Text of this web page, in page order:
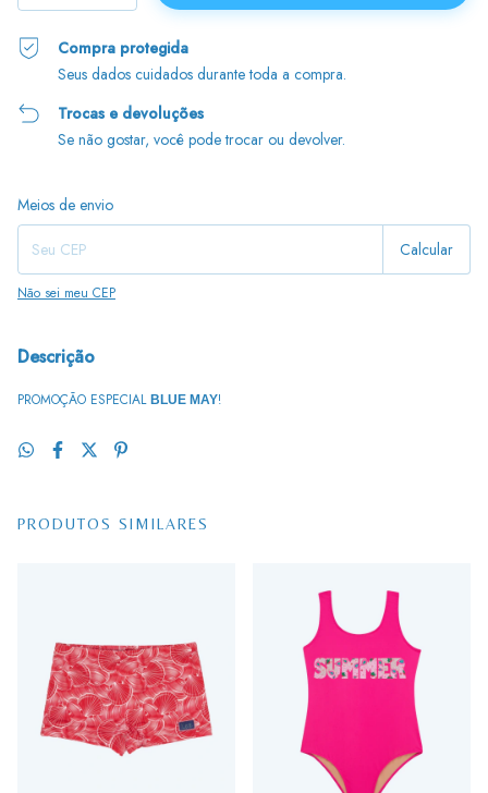
Compra protegida
Seus dados cuidados durante toda a compra.
Trocas e devoluções
Se não gostar, você pode trocar ou devolver.
Entregas para o CEP:
Meios de envio
Calcular
Não sei meu CEP
Descrição
PROMOÇÃO ESPECIAL BLUE MAY!
PRODUTOS SIMILARES